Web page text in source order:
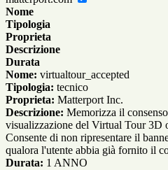
Nome
Tipologia
Proprieta
Descrizione
Durata
Nome: virtualtour_accepted
Tipologia: tecnico
Proprieta: Matterport Inc.
Descrizione: Memorizza il
visualizzazione del Virtual Tour 3D
Consente di non ripresentare il
qualora l'utente abbia già fornito il
Durata: 1 ANNO